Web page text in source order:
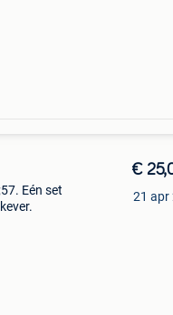
Eén set
€
21 apr